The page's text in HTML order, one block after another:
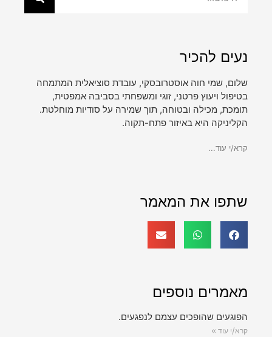
נעים להכיר
שלום, שמי חוה אוסטרובסקי, עובדת סוציאלית המתמחה
בטיפול ויעוץ פרטני, זוגי ומשפחתי בסביבה אמפטית,
תומכת, מכילה ובטוחה, תוך שמירה על סודיות מוחלטת.
הקליניקה היא באיזור פתח-תקוה.
קרא/י עוד...
שתפו את המאמר
מאמרים נוספים
הפוגעים שהופכים עצמם לנפגעים.
קרא/י עוד »